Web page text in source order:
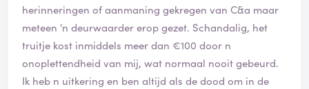
herinneringen of aanmaning gekregen van C&a maar
meteen 'n deurwaarder erop gezet. Schandalig, het
truitje kost inmiddels meer dan €100 door n
onoplettendheid van mij, wat normaal nooit gebeurd.
Ik heb n uitkering en ben altijd als de dood om in de